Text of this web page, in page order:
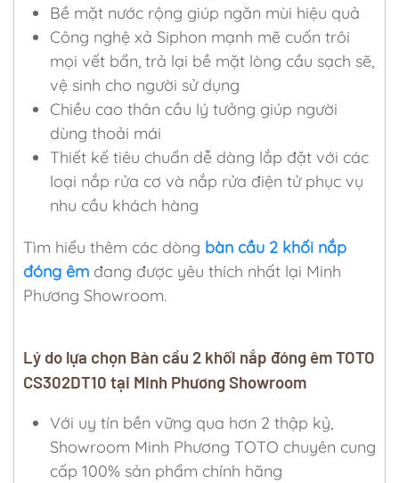
Bề mặt nước rộng giúp ngăn mùi hiệu quả
Công nghệ xả Siphon mạnh mẽ cuốn trôi
mọi vết bẩn, trả lại bề mặt lòng cầu sạch sẽ,
vệ sinh cho người sử dụng
Chiều cao thân cầu lý tưởng giúp người
dùng thoải mái
Thiết kế tiêu chuẩn dễ dàng lắp đặt với các
loại nắp rửa cơ và nắp rửa điện tử phục vụ
nhu cầu khách hàng
Tìm hiểu thêm các dòng bàn cầu 2 khối nắp
đóng êm đang được yêu thích nhất lại Minh
Phương Showroom.
Lý do lựa chọn Bàn cầu 2 khối nắp đóng êm TOTO
CS302DT10 tại Minh Phương Showroom
Với uy tín bền vững qua hơn 2 thập kỷ,
Showroom Minh Phương TOTO chuyên cung
cấp 100% sản phẩm chính hãng